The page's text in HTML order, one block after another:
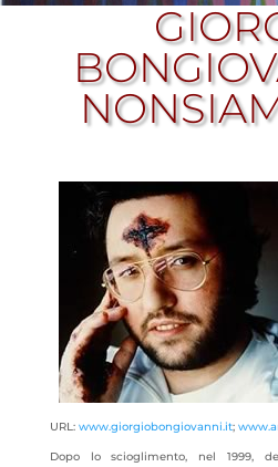
URL: www.giorgiobongiovanni.it;
Dopo lo scioglimento, nel 1999,